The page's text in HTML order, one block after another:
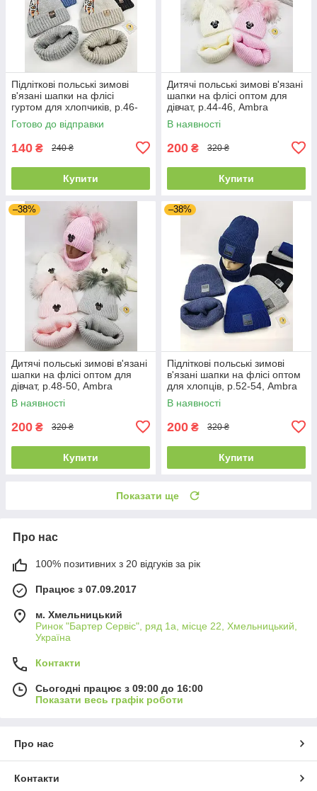
Підліткові польські зимові
в'язані шапки на флісі
гуртом для хлопчиків, р.46-
50, Ambra (Польща)
Готово до відправки
140 ₴ 240 ₴
Купити
Дитячі польські зимові в'язані
шапки на флісі оптом для
дівчат, р.44-46, Ambra
(Польща)
В наявності
200 ₴ 320 ₴
Купити
–38%
Дитячі польські зимові в'язані
шапки на флісі оптом для
дівчат, р.48-50, Ambra
(Польща)
В наявності
200 ₴ 320 ₴
Купити
–38%
Підліткові польські зимові
в'язані шапки на флісі оптом
для хлопців, р.52-54, Ambra
(Польща)
В наявності
200 ₴ 320 ₴
Купити
Показати ще
Про нас
100% позитивних з 20 відгуків за рік
Працює з 07.09.2017
м. Хмельницький
Ринок "Бартер Сервіс", ряд 1а, місце 22, Хмельницький,
Україна
Контакти
Сьогодні працює з 09:00 до 16:00
Показати весь графік роботи
Про нас
Контакти